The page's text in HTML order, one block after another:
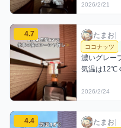
2026/2/21
たまおのココナッツミッ
4.7 たまお /
たまお|
利用フ
ココナッツ
コメント
濃いグレー
気温は12℃
評価
2026/2/24
たまおのココナッツミッ
4.4 たまお /
たまお|
利用フ
コメント
評価